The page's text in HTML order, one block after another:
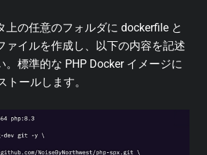
上の任意のフォルダに dockerfile と
ァイルを作成し、以下の内容を記述
。標準的な PHP Docker イメージに
トールします。